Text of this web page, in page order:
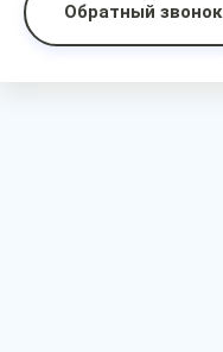
Обратный звонок